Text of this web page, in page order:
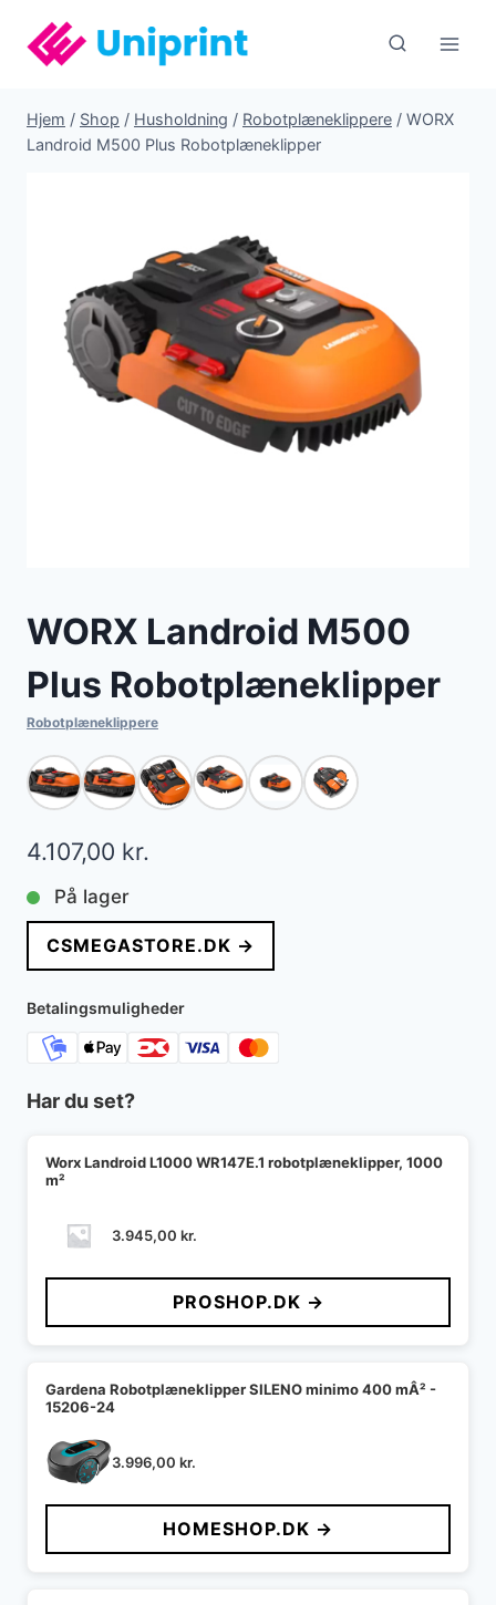
indhold
Hjem / Shop / Husholdning / Robotplæneklippere / WORX
Landroid M500 Plus Robotplæneklipper
WORX Landroid M500
Plus Robotplæneklipper
Robotplæneklippere
4.107,00 kr.
På lager
CSMEGASTORE.DK →
Betalingsmuligheder
Har du set?
Worx Landroid L1000 WR147E.1 robotplæneklipper, 1000
m²
3.945,00 kr.
PROSHOP.DK →
Gardena Robotplæneklipper SILENO minimo 400 mÂ² -
15206-24
3.996,00 kr.
HOMESHOP.DK →